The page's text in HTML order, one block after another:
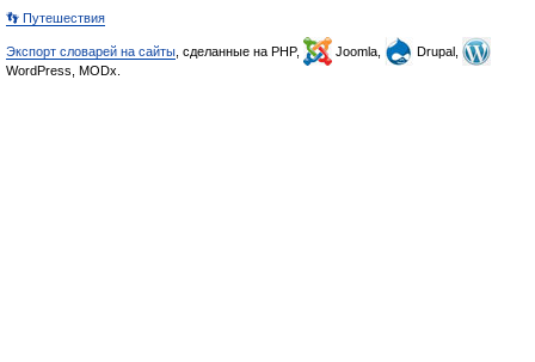
👣 Путешествия
Экспорт словарей на сайты , сделанные на PHP, Joomla,
Drupal,
WordPress, MODx.